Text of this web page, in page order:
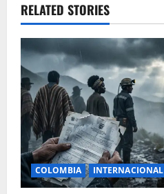
RELATED STORIES
COLOMBIA INTERNACIONAL